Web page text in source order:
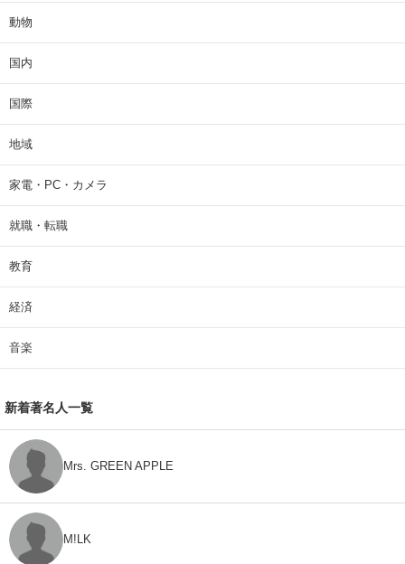
動物
国内
国際
地域
家電・PC・カメラ
就職・転職
教育
経済
音楽
新着著名人一覧
Mrs. GREEN APPLE
M!LK